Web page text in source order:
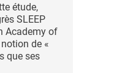
étude,
SLEEP
Academy of
de «
que ses